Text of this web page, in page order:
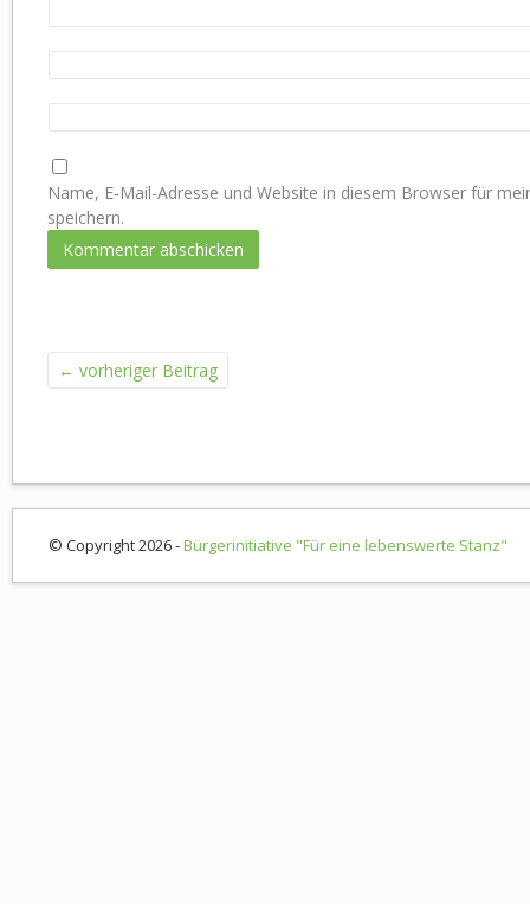
Name, E-Mail-Adresse und Website in diesem Browser für
speichern.
← vorheriger Beitrag
© Copyright 2026 -Bürgerinitiative "Für eine lebenswerte Stanz"